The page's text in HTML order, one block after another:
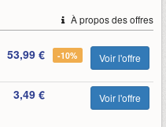
bhashiva
sega tant totalÀ propos des offres
53,99 € -10% Voir l'offre
3,49 € Voir l'offre